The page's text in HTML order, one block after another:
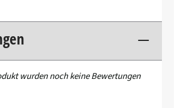
wurden noch keine Bewertungen